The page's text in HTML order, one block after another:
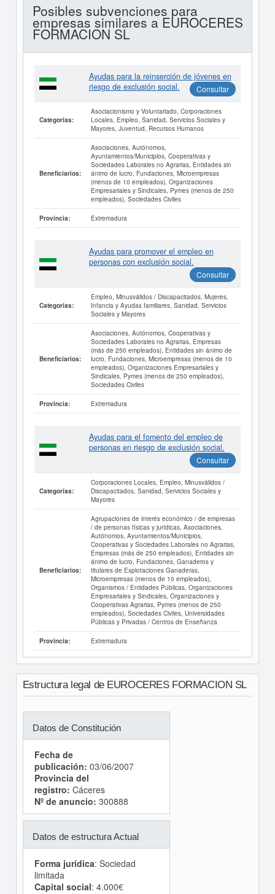
Posibles subvenciones para
empresas similares a EUROCERES
FORMACION SL
Ayudas para la reinserción de jóvenes en
riesgo de exclusión social.
Consultar
Categorías:
Asociacionismo y Voluntariado, Corporaciones
Locales, Empleo, Sanidad, Servicios Sociales y
Mayores, Juventud, Recursos Humanos
Beneficiarios:
Asociaciones, Autónomos,
Ayuntamientos/Municipios, Cooperativas y
Sociedades Laborales no Agrarias, Entidades sin
ánimo de lucro, Fundaciones, Microempresas
(menos de 10 empleados), Organizaciones
Empresariales y Sindicales, Pymes (menos de 250
empleados), Sociedades Civiles
Provincia: Extremadura
Ayudas para promover el empleo en
personas con exclusión social.
Consultar
Categorías:
Empleo, Minusválidos / Discapacitados, Mujeres,
Infancia y Ayudas familiares, Sanidad, Servicios
Sociales y Mayores
Beneficiarios:
Asociaciones, Autónomos, Cooperativas y
Sociedades Laborales no Agrarias, Empresas
(más de 250 empleados), Entidades sin ánimo de
lucro, Fundaciones, Microempresas (menos de 10
empleados), Organizaciones Empresariales y
Sindicales, Pymes (menos de 250 empleados),
Sociedades Civiles
Provincia: Extremadura
Ayudas para el fomento del empleo de
personas en riesgo de exclusión social.
Consultar
Categorías:
Corporaciones Locales, Empleo, Minusválidos /
Discapacitados, Sanidad, Servicios Sociales y
Mayores
Beneficiarios:
Agrupaciones de interés económico / de empresas
/ de personas físicas y jurídicas, Asociaciones,
Autónomos, Ayuntamientos/Municipios,
Cooperativas y Sociedades Laborales no Agrarias,
Empresas (más de 250 empleados), Entidades sin
ánimo de lucro, Fundaciones, Ganaderos y
titulares de Explotaciones Ganaderas,
Microempresas (menos de 10 empleados),
Organismos / Entidades Públicas, Organizaciones
Empresariales y Sindicales, Organizaciones y
Cooperativas Agrarias, Pymes (menos de 250
empleados), Sociedades Civiles, Universidades
Públicas y Privadas / Centros de Enseñanza
Provincia: Extremadura
Estructura legal de EUROCERES FORMACION SL
Datos de Constitución
Fecha de
publicación: 03/06/2007
Provincia del
registro: Cáceres
Nº de anuncio: 300888
Datos de estructura Actual
Forma jurídica: Sociedad
limitada
Capital social: 4.000€